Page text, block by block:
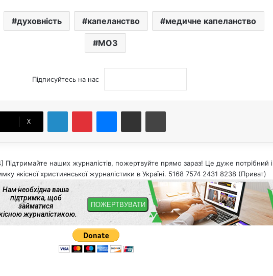
духовність капеланство медичне капеланство
МОЗ
Підписуйтесь на нас
X
Поділитися електронною поштою
наших журналістів, пожертвуйте прямо зараз! Це дуже потрібний і
якісної християнської журналістики в Україні. 5168 7574 2431 8238 (Приват)